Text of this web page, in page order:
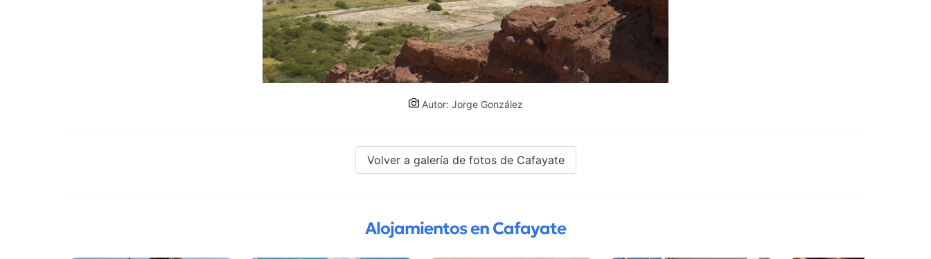
Autor: Jorge González
Volver a galería de fotos de Cafayate
Alojamientos en Cafayate